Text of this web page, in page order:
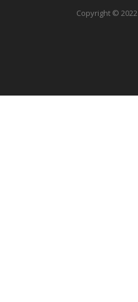
Copyright © 2022